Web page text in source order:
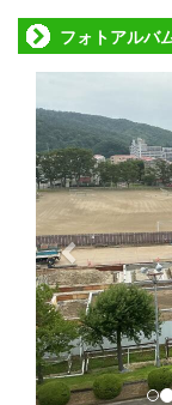
フォトアルバ
r
e
v
i
o
u
s